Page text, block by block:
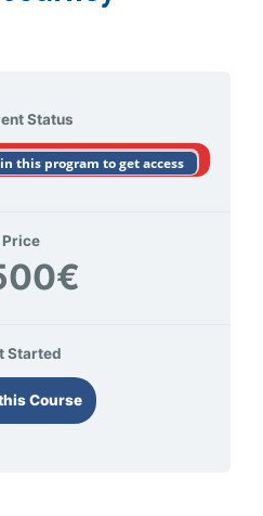
Status
this program to get access
Price
Started
Course